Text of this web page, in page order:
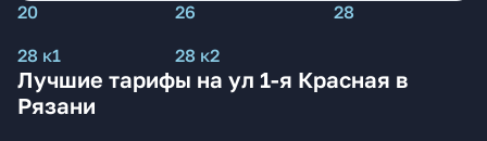
20 26
28
28 к1
28 к2
Лучшие тарифы на ул 1-я Красная в
Рязани